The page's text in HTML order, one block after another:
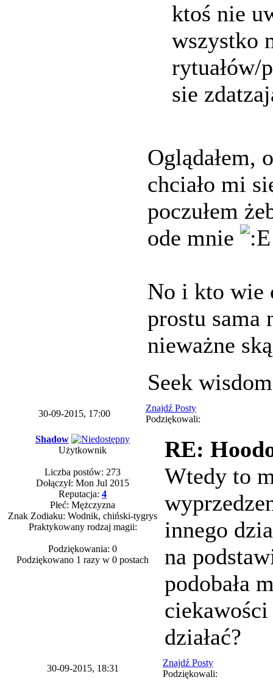
ktoś nie
wszystko
rytuałów/
sie
Oglądałem,
chciało mi
poczułem
ode mnie
No i kto wie
prostu sama
nieważne
Seek
30-09-2015, 17:00
Znajdź Posty
Podziękowali:
Shadow
Użytkownik
Liczba postów: 273
Dołączył: Mon Jul 2015
Reputacja: 4
Płeć: Mężczyzna
Znak Zodiaku: Wodnik, chiński-tygrys
Praktykowany rodzaj magii:
Podziękowania: 0
Podziękowano 1 razy w 0 postach
RE:
Wtedy to
innego
na
podobała
działać?
30-09-2015, 18:31
Znajdź Posty
Podziękowali: